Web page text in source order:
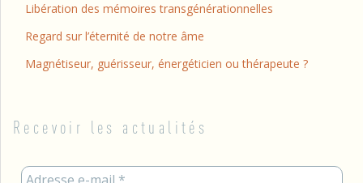
Libération des mémoires transgénérationnelles
Regard sur l’éternité de notre âme
Magnétiseur, guérisseur, énergéticien ou thérapeute ?
Recevoir les actualités